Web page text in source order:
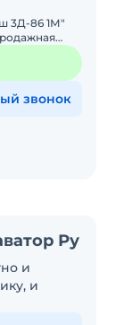
3Д-86 1М"
звонок
Ру
и
и